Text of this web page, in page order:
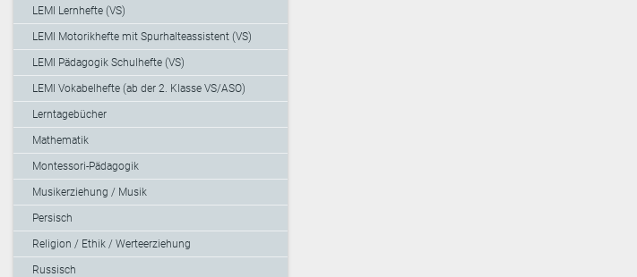
LEMI Lernhefte (VS)
LEMI Motorikhefte mit Spurhalteassistent (VS)
LEMI Pädagogik Schulhefte (VS)
LEMI Vokabelhefte (ab der 2. Klasse VS/ASO)
Lerntagebücher
Mathematik
Montessori-Pädagogik
Musikerziehung / Musik
Persisch
Religion / Ethik / Werteerziehung
Russisch